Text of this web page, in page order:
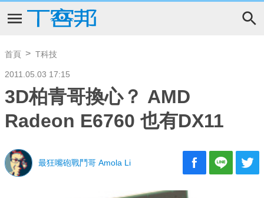
首頁 T科技
2011.05.03 17:15
3D柏青哥換心？ AMD
Radeon E6760 也有DX11
最狂嘴砲戰鬥哥 Amola Li